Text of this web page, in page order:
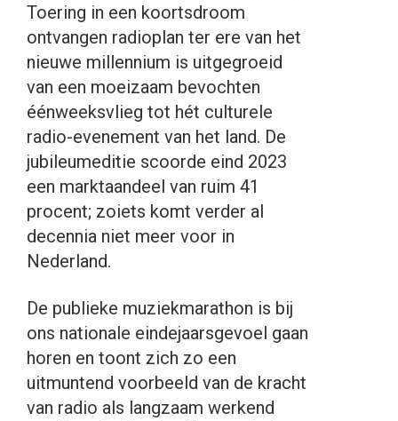
Toering in een koortsdroom
ontvangen radioplan ter ere van het
nieuwe millennium is uitgegroeid
van een moeizaam bevochten
éénweeksvlieg tot hét culturele
radio-evenement van het land. De
jubileumeditie scoorde eind 2023
een marktaandeel van ruim 41
procent; zoiets komt verder al
decennia niet meer voor in
Nederland.
De publieke muziekmarathon is bij
ons nationale eindejaarsgevoel gaan
horen en toont zich zo een
uitmuntend voorbeeld van de kracht
van radio als langzaam werkend